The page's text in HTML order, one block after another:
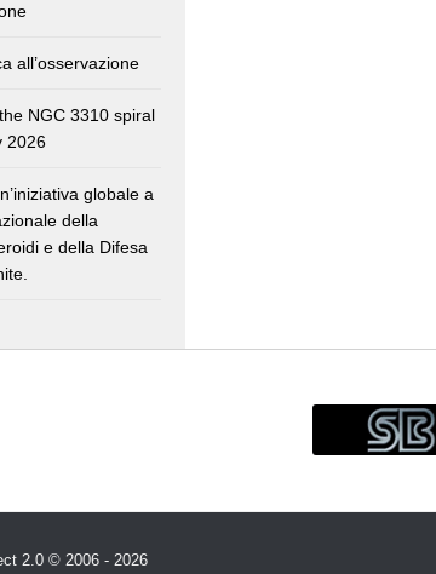
all’osservazione
NGC 3310 spiral
2026
globale a
della
e della Difesa
2.0 © 2006 - 2026